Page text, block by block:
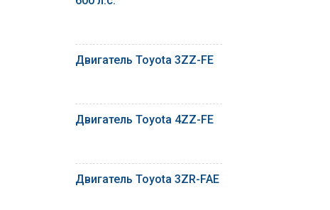
Двигатель Toyota 3ZZ-FE
Двигатель Toyota 4ZZ-FE
Двигатель Toyota 3ZR-FAE